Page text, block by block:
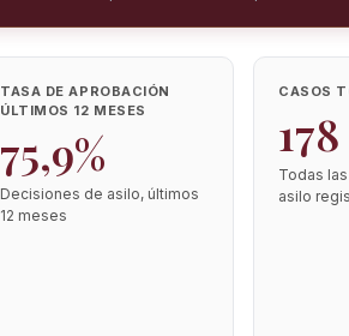
TASA DE APROBACIÓN
ÚLTIMOS 12 MESES
75,9%
Decisiones de asilo, últimos
12 meses
CASOS
178
Todas
asilo